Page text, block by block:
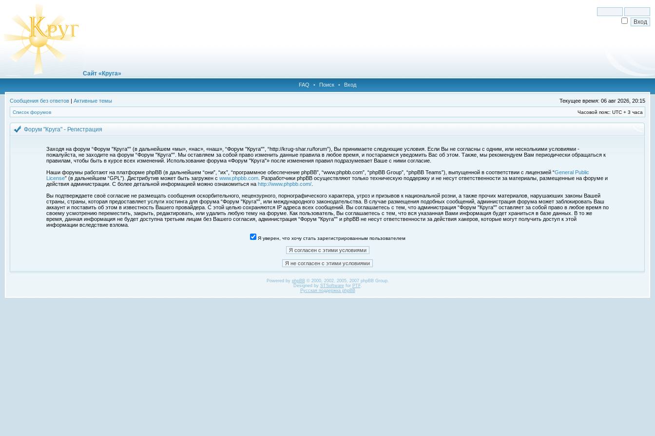
Сайт «Круга»
FAQ • Поиск • Вход
Сообщения без ответов | Активные темы Текущее время: 06 авг 2026, 20:15
Список форумов Часовой пояс: UTC + 3 часа
Форум "Круга" - Регистрация
Заходя на форум “Форум "Круга"” (в дальнейшем «мы», «нас», «наш», “Форум "Круга"”, “http://krug-shar.ru/forum”), Вы принимаете следующие условия. Если Вы не согласны с одним, или несколькими условиями -
пожалуйста, не заходите на форум “Форум "Круга"”. Мы оставляем за собой право изменить данные правила в любое время, и постараемся уведомить Вас об этом. Также, мы рекомендуем Вам периодически обращаться к
правилам, чтобы быть в курсе всех изменений. Использование форума «Форум "Круга"» после изменения правил подразумевает Ваше с ними согласие.
Наши форумы работают на платформе phpBB (в дальнейшем “они”, “их”, “программное обеспечение phpBB”, “www.phpbb.com”, “phpBB Group”, “phpBB Teams”), выпущенной в соответствии с лицензией “General Public
License” (в дальнейшем “GPL”). Дистрибутив может быть загружен с www.phpbb.com . Разработчики phpBB осуществляют только техническую поддержку и не несут ответственности за материалы, размещенные на форуме и
действия администрации. С более детальной информацией можно ознакомиться на http://www.phpbb.com/
Вы подтверждаете своё согласие не размещать сообщения оскорбительного, нецензурного, порнографического характера, угроз и призывов к национальной розни, а также прочих материалов, нарушаюших законы Вашей
страны, страны, которая предоставляет услуги хостинга для форума “Форум "Круга"”, или международного законодательства. В случае размещения подобных сообщений, администрация форума может заблокировать Ваш
аккаунт и поставить об этом в известность Вашего провайдера. С этой целью сохраняются IP адреса всех сообщений. Вы соглашаетесь с тем, что администрация “Форум "Круга"” оставляет за собой право в любое время по
своему усмотрению переместить, закрыть, редактировать, или удалить любую тему на форуме. Как пользователь, Вы соглашаетесь с тем, что вся указанная Вами информация будет храниться в базе данных. В то же
время, данная информация не будет доступна третьим лицам без Вашего согласия, администрация “Форум "Круга"” и phpBB не несут ответственности за действия хакеров, которые могут получить доступ к этой
информации вследствие взлома.
Я уверен, что хочу стать зарегистрированным пользователем
Powered by phpBB© 2000, 2002, 2005, 2007 phpBB Group.
Designed by STSoftwarefor PTF.
Русская поддержка phpBB